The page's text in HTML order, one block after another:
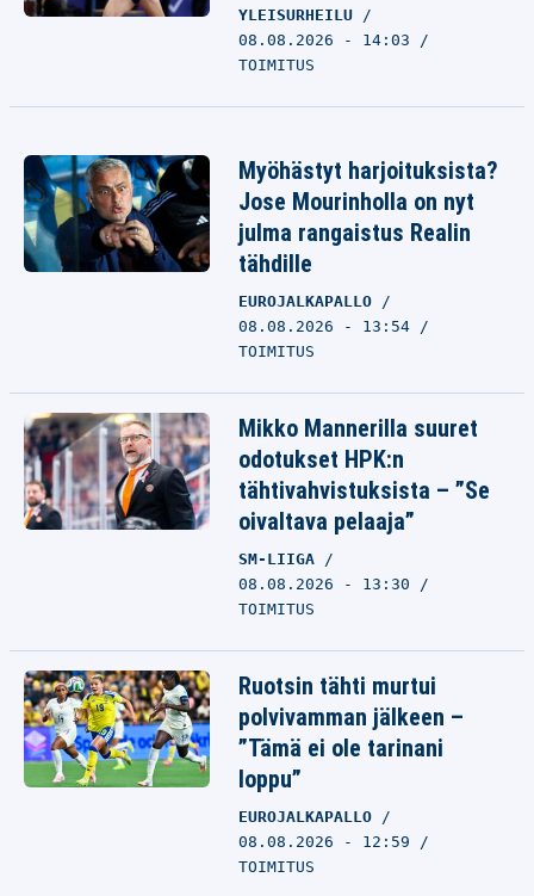
YLEISURHEILU
08.08.2026 - 14:03
TOIMITUS
Myöhästyt harjoituksista?
Jose Mourinholla on nyt
julma rangaistus Realin
tähdille
EUROJALKAPALLO
08.08.2026 - 13:54
TOIMITUS
Mikko Mannerilla suuret
odotukset HPK:n
tähtivahvistuksista – ”Se
oivaltava pelaaja”
SM-LIIGA
08.08.2026 - 13:30
TOIMITUS
Ruotsin tähti murtui
polvivamman jälkeen –
”Tämä ei ole tarinani
loppu”
EUROJALKAPALLO
08.08.2026 - 12:59
TOIMITUS